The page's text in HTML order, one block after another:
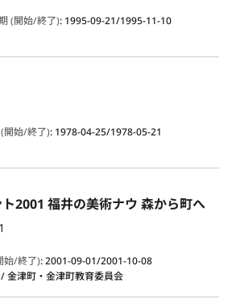
(開始/終了): 1995-09-21/1995-11-10
開始/終了): 1978-04-25/1978-05-21
2001 福井の美術ナウ 森から町へ
始/終了):2001-09-01/2001-10-08
金津町・金津町教育委員会